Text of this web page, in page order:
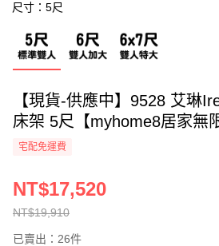
尺寸：5尺
【現貨-供應中】9528 艾琳
床架 5尺【myhome8居家無
宅配免運費
NT$19,910
NT$17,520
已賣出：26件